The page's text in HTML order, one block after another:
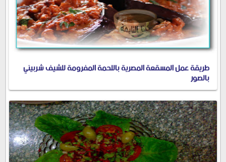
طريقة عمل المسقعة المصرية باللحمة المفرومة للشيف شربيني
بالصور